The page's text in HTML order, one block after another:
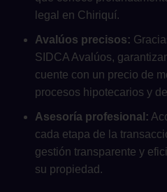
legal en Chiriquí.
Avalúos precisos:
SIDCA Avalúos,
cuente con un precio de
procesos hipotecarios y
Asesoría profesional:
cada etapa de la
gestión transparente y
su propiedad.